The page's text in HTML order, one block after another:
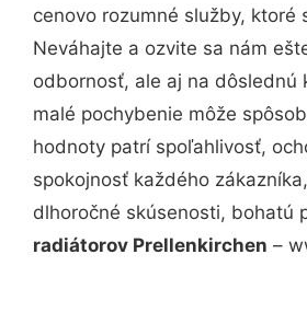
cenovo rozumné služby,
Neváhajte a ozvite sa nám
odbornosť, ale aj na dôslednú
malé pochybenie môže
hodnoty patrí spoľahlivosť,
spokojnosť každého
dlhoročné skúsenosti, bohatú
radiátorov Prellenkirchen –